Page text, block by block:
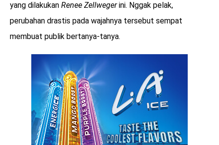
benefit
menarik
yang dilakukan Renee Zellwegerini. Nggak pelak,
perubahan drastis pada wajahnya tersebut sempat
membuat publik bertanya-tanya.